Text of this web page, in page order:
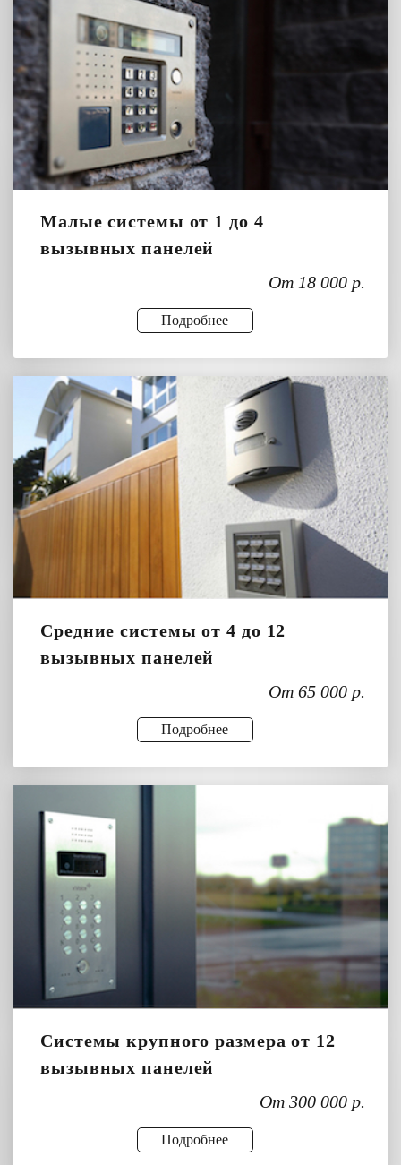
Малые системы от 1 до 4
вызывных панелей
От 18 000 р.
Подробнее
Средние системы от 4 до 12
вызывных панелей
От 65 000 р.
Подробнее
Системы крупного размера от 12
вызывных панелей
От 300 000 р.
Подробнее